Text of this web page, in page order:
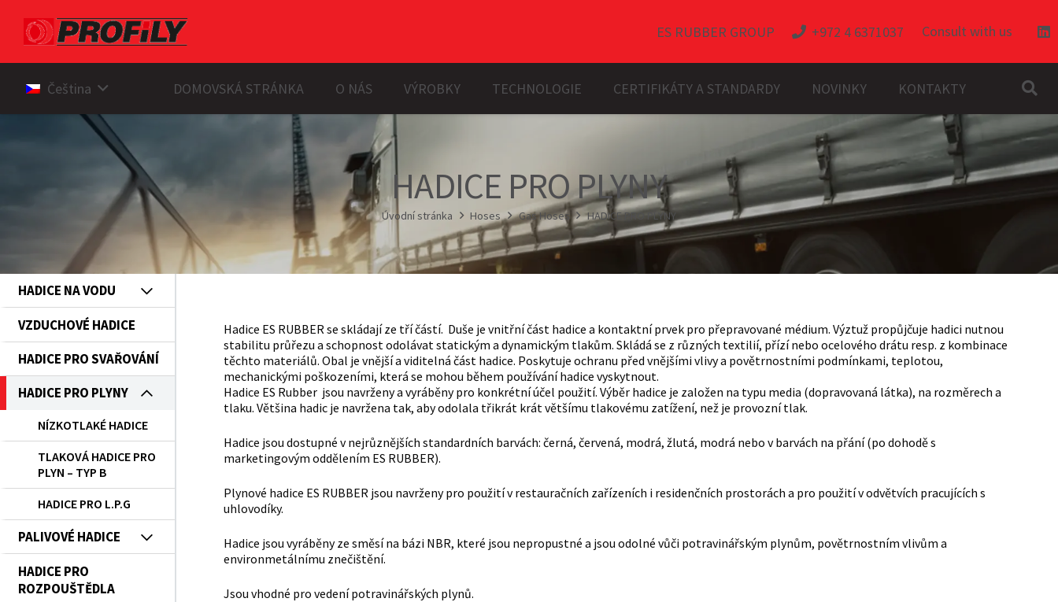
ES RUBBER GROUP +972 4 6371037 Consult with us
Čeština DOMOVSKÁ STRÁNKA O NÁS VÝROBKY TECHNOLOGIE CERTIFIKÁTY A STANDARDY NOVINKY KONTAKTY
HADICE PRO PLYNY
Úvodní stránka Hoses Gas Hoses HADICE PRO PLYNY
HADICE NA VODU
VZDUCHOVÉ HADICE
HADICE PRO SVAŘOVÁNÍ
HADICE PRO PLYNY
NÍZKOTLAKÉ HADICE
TLAKOVÁ HADICE PRO
PLYN – TYP B
HADICE PRO L.P.G
PALIVOVÉ HADICE
HADICE PRO
ROZPOUŠTĚDLA
Hadice ES RUBBER se skládají ze tří částí. Duše je vnitřní část hadice a kontaktní prvek pro přepravované médium. Výztuž propůjčuje hadici nutnou
stabilitu průřezu a schopnost odolávat statickým a dynamickým tlakům. Skládá se z různých textilií, přízí nebo ocelového drátu resp. z kombinace
těchto materiálů. Obal je vnější a viditelná část hadice. Poskytuje ochranu před vnějšími vlivy a povětrnostními podmínkami, teplotou,
mechanickými poškozeními, která se mohou během používání hadice vyskytnout.
Hadice ES Rubber jsou navrženy a vyráběny pro konkrétní účel použití. Výběr hadice je založen na typu media (dopravovaná látka), na rozměrech a
tlaku. Většina hadic je navržena tak, aby odolala třikrát krát většímu tlakovému zatížení, než je provozní tlak.
Hadice jsou dostupné v nejrůznějších standardních barvách: černá, červená, modrá, žlutá, modrá nebo v barvách na přání (po dohodě s
marketingovým oddělením ES RUBBER).
Plynové hadice ES RUBBER jsou navrženy pro použití v restauračních zařízeních i residenčních prostorách a pro použití v odvětvích pracujících s
uhlovodíky.
Hadice jsou vyráběny ze směsí na bázi NBR, které jsou nepropustné a jsou odolné vůči potravinářským plynům, povětrnostním vlivům a
environmetálnímu znečištění.
Jsou vhodné pro vedení potravinářských plynů.